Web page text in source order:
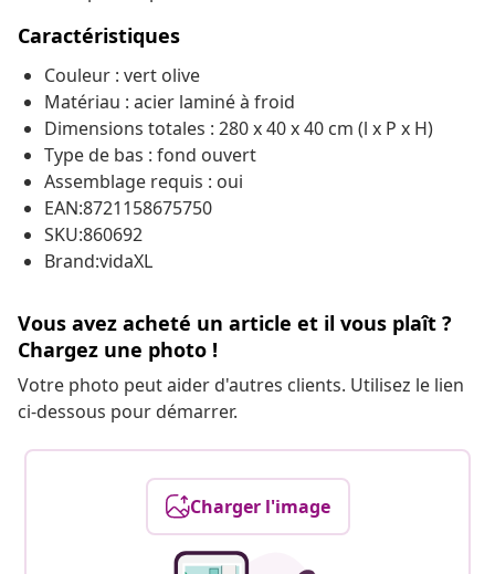
Caractéristiques
Couleur : vert olive
Matériau : acier laminé à froid
Dimensions totales : 280 x 40 x 40 cm (l x P x H)
Type de bas : fond ouvert
Assemblage requis : oui
EAN:8721158675750
SKU:860692
Brand:vidaXL
Vous avez acheté un article et il vous plaît ?
Chargez une photo !
Votre photo peut aider d'autres clients. Utilisez le lien
ci-dessous pour démarrer.
Charger l'image